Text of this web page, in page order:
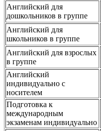
Английский для
дошкольников в группе
Английский для
школьников в группе
Английский для взрослых
в группе
Английский
индивидуально с
носителем
Подготовка к
международным
экзаменам индивидуально